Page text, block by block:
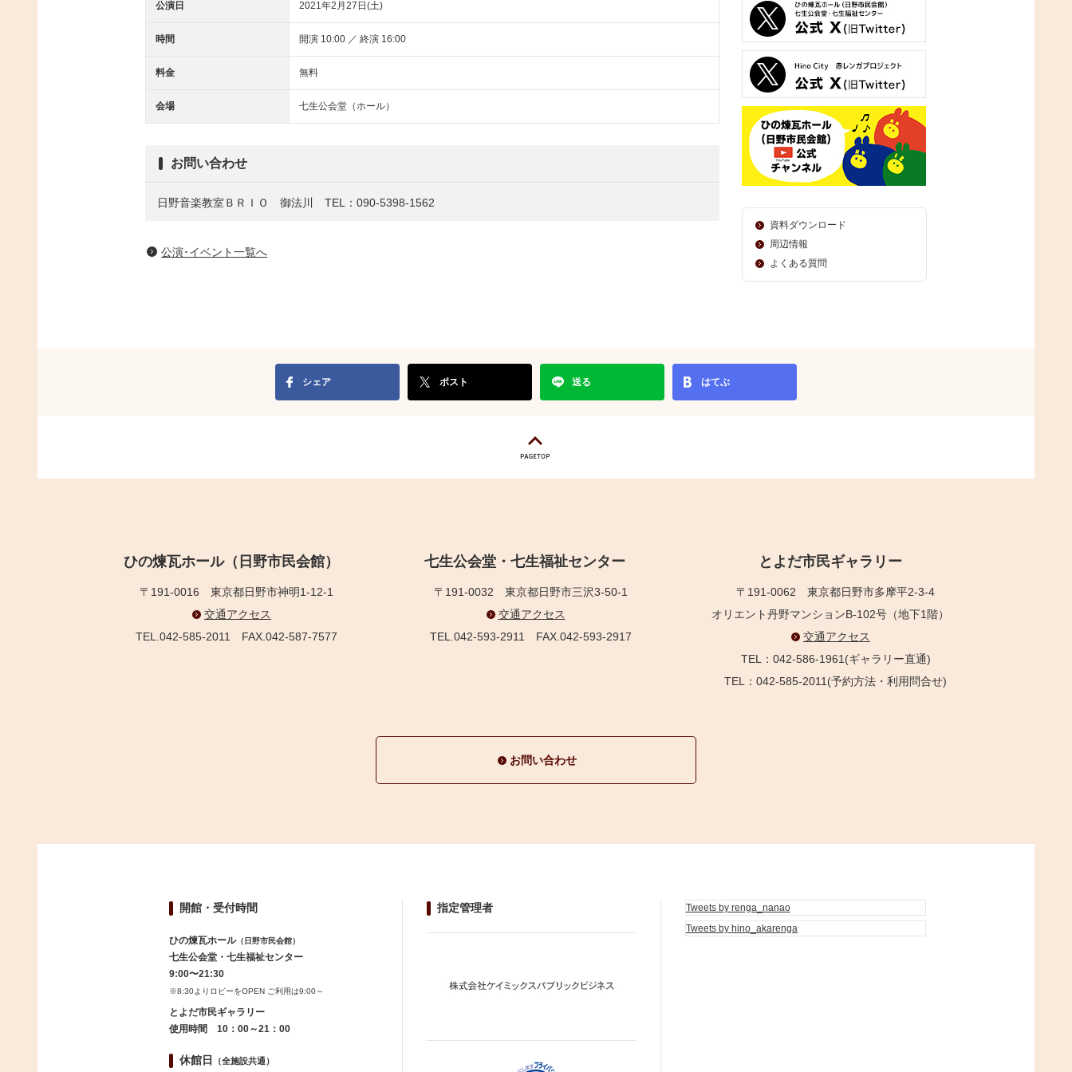
公演日 2021年2月27日(土)
時間 開演 10:00 ／ 終演 16:00
料金 無料
会場 七生公会堂（ホール）
お問い合わせ
日野音楽教室ＢＲＩＯ 御法川 TEL：090-5398-1562
公演･イベント一覧へ
資料ダウンロード
周辺情報
よくある質問
シェア ポスト 送る はてぶ
ひの煉瓦ホール（日野市民会館）
〒191-0016 東京都日野市神明1-12-1
交通アクセス
TEL.042-585-2011 FAX.042-587-7577
七生公会堂・七生福祉センター
〒191-0032 東京都日野市三沢3-50-1
交通アクセス
TEL.042-593-2911 FAX.042-593-2917
とよだ市民ギャラリー
〒191-0062 東京都日野市多摩平2-3-4
オリエント丹野マンションB-102号（地下1階）
交通アクセス
TEL：042-586-1961(ギャラリー直通)
TEL：042-585-2011(予約方法・利用問合せ)
お問い合わせ
開館・受付時間
ひの煉瓦ホール（日野市民会館）
七生公会堂・七生福祉センター
9:00〜21:30
※8:30よりロビーをOPEN ご利用は9:00～
とよだ市民ギャラリー
使用時間 10：00～21：00
休館日 （全施設共通）
指定管理者
Tweets by renga_nanao
Tweets by hino_akarenga